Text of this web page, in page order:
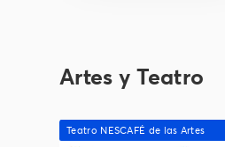
Artes y Teatro
Teatro NESCAFÉ de las Artes